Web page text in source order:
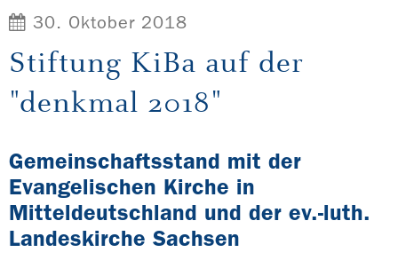
30. Oktober 2018
Stiftung KiBa auf der
"denkmal 2018"
Gemeinschaftsstand mit der
Evangelischen Kirche in
Mitteldeutschland und der ev.-luth.
Landeskirche Sachsen